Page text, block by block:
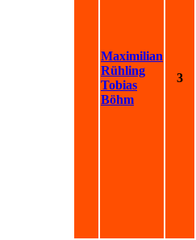
Maximilian
Rühling
Tobias
Böhm
3